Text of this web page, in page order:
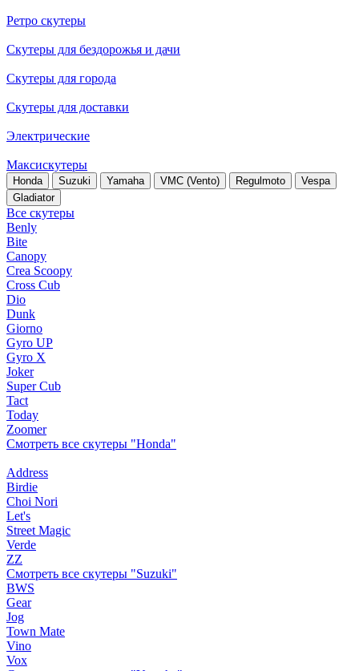
Ретро скутеры
Скутеры для бездорожья и дачи
Скутеры для города
Скутеры для доставки
Электрические
Максискутеры
Honda Suzuki Yamaha VMC (Vento) Regulmoto
Vespa
Gladiator
Все скутеры
Benly
Bite
Canopy
Crea Scoopy
Cross Cub
Dio
Dunk
Giorno
Gyro UP
Gyro X
Joker
Super Cub
Tact
Today
Zoomer
Смотреть все скутеры "Honda"
Address
Birdie
Choi Nori
Let's
Street Magic
Verde
ZZ
Смотреть все скутеры "Suzuki"
BWS
Gear
Jog
Town Mate
Vino
Vox